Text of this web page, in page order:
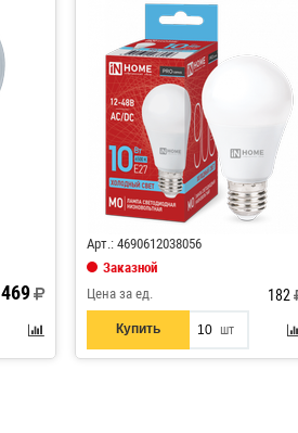
469
Код: 559238
Арт.: 4690612038056
Заказной
Цена за ед.
182
Купить шт